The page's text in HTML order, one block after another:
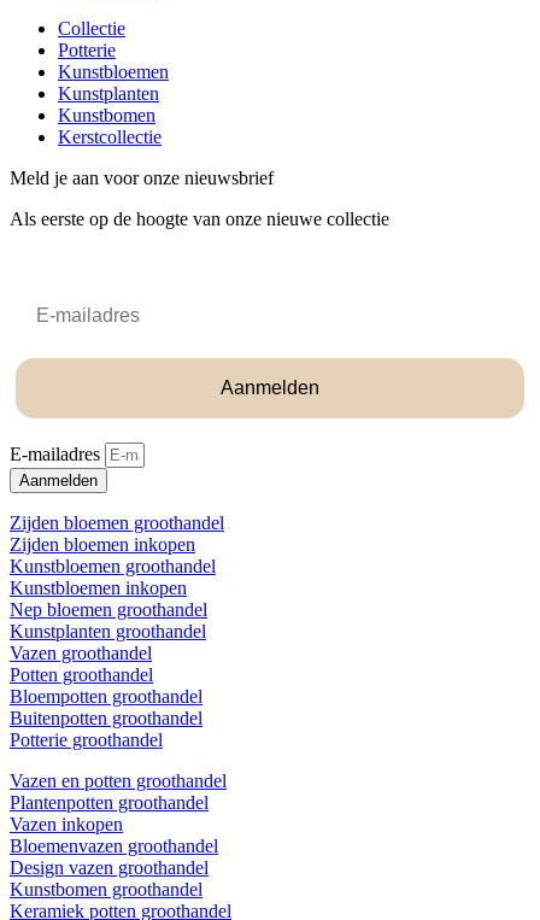
Collectie
Potterie
Kunstbloemen
Kunstplanten
Kunstbomen
Kerstcollectie
Meld je aan voor onze nieuwsbrief
Als eerste op de hoogte van onze nieuwe collectie
Aanmelden
E-mailadres
Aanmelden
Zijden bloemen groothandel
Zijden bloemen inkopen
Kunstbloemen groothandel
Kunstbloemen inkopen
Nep bloemen groothandel
Kunstplanten groothandel
Vazen groothandel
Potten groothandel
Bloempotten groothandel
Buitenpotten groothandel
Potterie groothandel
Vazen en potten groothandel
Plantenpotten groothandel
Vazen inkopen
Bloemenvazen groothandel
Design vazen groothandel
Kunstbomen groothandel
Keramiek potten groothandel